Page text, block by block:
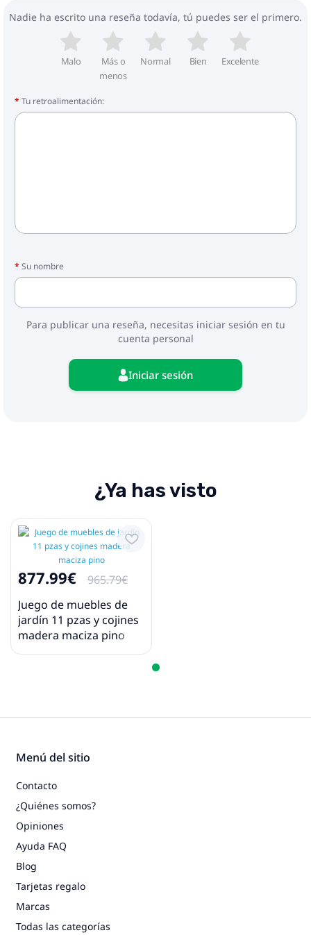
Nadie ha escrito una reseña todavía, tú puedes ser el primero.
Malo
Más o
menos
Normal Bien Excelente
Tu retroalimentación:
Su nombre
Para publicar una reseña, necesitas iniciar sesión en tu
cuenta personal
Iniciar sesión
¿Ya has visto
877.99€
965.79€
Juego de muebles de
jardín 11 pzas y cojines
madera maciza pino
Menú del sitio
Contacto
¿Quiénes somos?
Opiniones
Ayuda FAQ
Blog
Tarjetas regalo
Marcas
Todas las categorías